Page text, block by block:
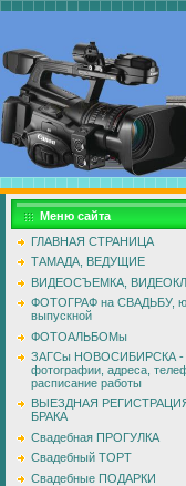
Меню сайта
ГЛАВНАЯ СТРАНИЦА
ТАМАДА, ВЕДУЩИЕ
ВИДЕОСЪЕМКА,
ФОТОГРАФ на СВАДЬБУ,
выпускной
ФОТОАЛЬБОМы
ЗАГСы НОВОСИБИРСКА -
фотографии, адреса,
расписание работы
ВЫЕЗДНАЯ
БРАКА
Свадебная ПРОГУЛКА
Свадебный ТОРТ
Свадебные ПОДАРКИ